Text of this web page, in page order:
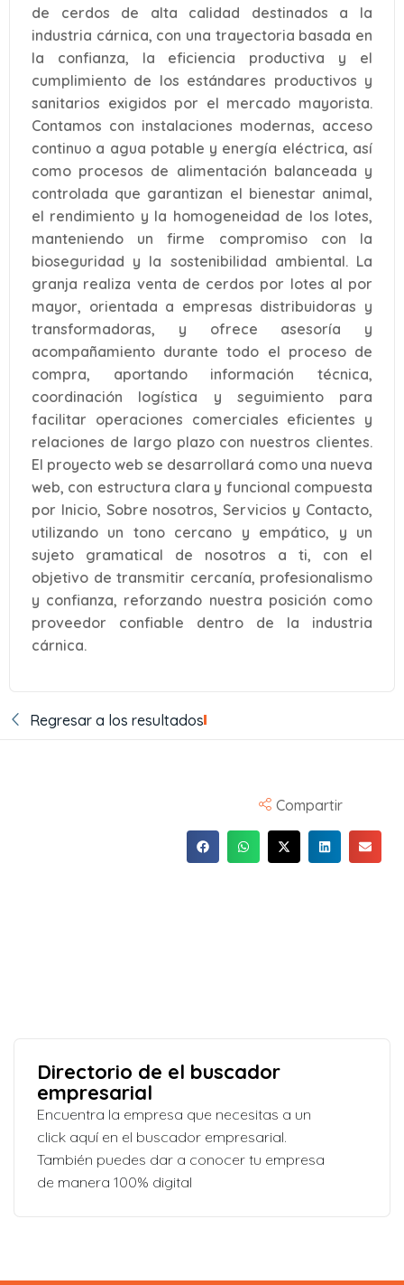
de cerdos de alta calidad destinados a la
industria cárnica, con una trayectoria basada en
la confianza, la eficiencia productiva y el
cumplimiento de los estándares productivos y
sanitarios exigidos por el mercado mayorista.
Contamos con instalaciones modernas, acceso
continuo a agua potable y energía eléctrica, así
como procesos de alimentación balanceada y
controlada que garantizan el bienestar animal,
el rendimiento y la homogeneidad de los lotes,
manteniendo un firme compromiso con la
bioseguridad y la sostenibilidad ambiental. La
granja realiza venta de cerdos por lotes al por
mayor, orientada a empresas distribuidoras y
transformadoras, y ofrece asesoría y
acompañamiento durante todo el proceso de
compra, aportando información técnica,
coordinación logística y seguimiento para
facilitar operaciones comerciales eficientes y
relaciones de largo plazo con nuestros clientes.
El proyecto web se desarrollará como una nueva
web, con estructura clara y funcional compuesta
por Inicio, Sobre nosotros, Servicios y Contacto,
utilizando un tono cercano y empático, y un
sujeto gramatical de nosotros a ti, con el
objetivo de transmitir cercanía, profesionalismo
y confianza, reforzando nuestra posición como
proveedor confiable dentro de la industria
cárnica.
Regresar a los resultados
Compartir
Directorio de el buscador
empresarial
Encuentra la empresa que necesitas a un
click aquí en el buscador empresarial.
También puedes dar a conocer tu empresa
de manera 100% digital